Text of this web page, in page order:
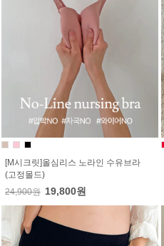
[M시크릿]올심리스 노라인 수유브라
(고정몰드)
24,900원 19,800원